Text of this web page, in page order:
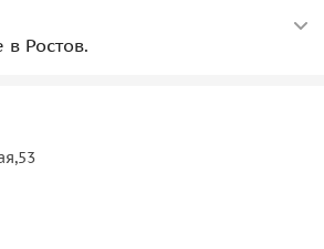
Ростов.